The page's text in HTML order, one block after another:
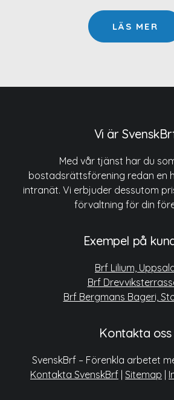
LÄS MER
Vi är
Med vår tjänst har du
bostadsrättsförening redan en
intranät. Vi erbjuder dessutom
förvaltning för din
Exempel på
Brf Lilium,
Brf
Brf Bergmans Bageri,
Kontakta oss
SvenskBrf – Förenkla arbetet
Kontakta SvenskBrf Sitemap